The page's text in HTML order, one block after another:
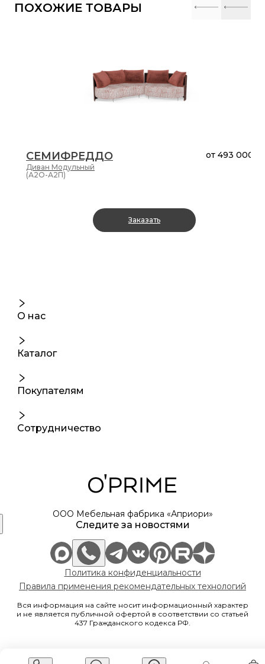
ПОХОЖИЕ ТОВАРЫ
СЕМИФРЕДДО
Диван Модульный
от 493 000 ₽
(А2О-А2П)
Заказать
О нас
Каталог
Покупателям
Сотрудничество
ООО Мебельная фабрика «Априори»
Следите за новостями
Политика конфиденциальности
Правила применения рекомендательных технологий
Вся информация на сайте носит информационный характер
и не является публичной офертой в соответствии со статьей
437 Гражданского кодекса РФ.